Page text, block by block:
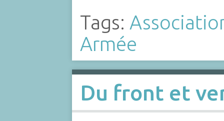
Tags:
Armée
Du front et